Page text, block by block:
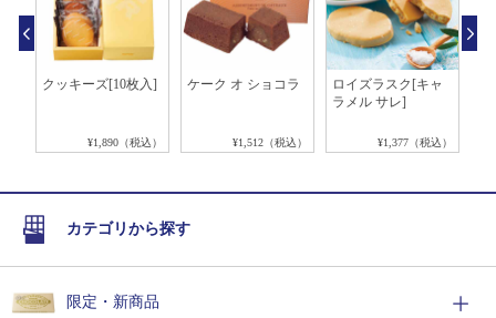
クッキーズ[10枚入]
¥1,890（税込）
ケーク オ ショコラ
¥1,512（税込）
ロイズラスク[キャ
ラメル サレ]
¥1,377（税込）
カテゴリから探す
限定・新商品